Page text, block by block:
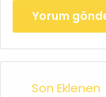
Son Eklenen